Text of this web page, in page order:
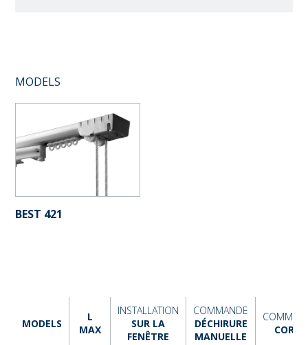
MODELS
BEST 421
MODELS
L
MAX
INSTALLATION
SUR LA
FENÊTRE
COMMANDE
DÉCHIRURE
MANUELLE
CORDE